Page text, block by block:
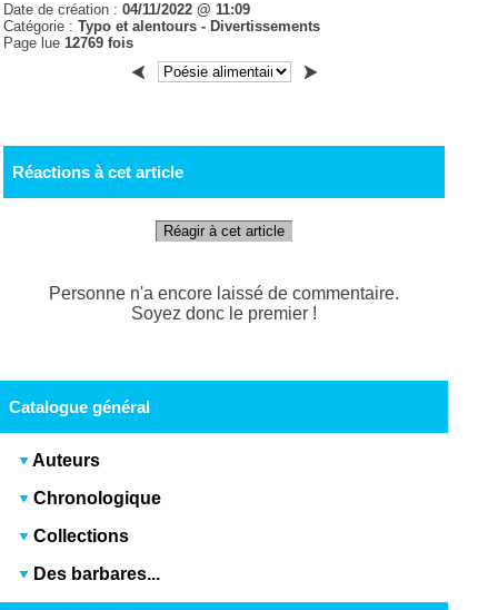
Date de création :04/11/2022 @ 11:09
Catégorie :Typo et alentours - Divertissements
Page lue12769 fois
Réactions à cet article
Réagir à cet article
Personne n'a encore laissé de commentaire.
Soyez donc le premier !
Catalogue général
Auteurs
Chronologique
Collections
Des barbares...